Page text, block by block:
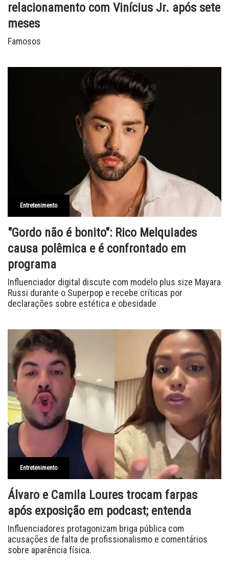
relacionamento com Vinícius Jr. após sete
meses
Famosos
Entretenimento
"Gordo não é bonito": Rico Melquiades
causa polêmica e é confrontado em
programa
Influenciador digital discute com modelo plus size Mayara
Russi durante o Superpop e recebe críticas por
declarações sobre estética e obesidade
Entretenimento
Álvaro e Camila Loures trocam farpas
após exposição em podcast; entenda
Influenciadores protagonizam briga pública com
acusações de falta de profissionalismo e comentários
sobre aparência física.